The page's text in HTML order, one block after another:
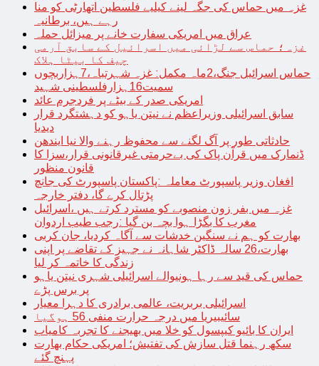
غزہ میں حماس کی جگہ لینے کیلیے فلسطین اتھارٹی کو منا
رہے ہیں، برطانیہ
عراق میں امریکی سفارت خانے پر میزائل حملہ
غزہ؛ حماس سے لڑائی میں اسرائیل کے سابق آرمی
چیف کا بیٹا ہلاک
حماس اسرائیل جنگ،2ماہ مکمل: غزہ شہرتباہ،7ہزاربچوں
سمیت16ہزارفلسطینی شہید
امریکی صدر کے بیٹے پر فردجرم عائد
سابق اسرائیلی وزیراعظم نے نیتن یاہو کو دہشتگرد قرار
دیدیا
حادثاتی طور پر آگ لگنے سے محفوظ رہنے والا نیا ایندھن
ڈنمارک میں قرآن پاک کی بےحرمتی غیرقانونی قرار،سزا کا
قانون منظور
افغان وزیر پاسپورٹ معاملہ :پاکستان پاسپورٹ کی جانچ
پڑتال کرے گا، دفتر خارجہ
غزہ میں بفر زون منصوبے کو مسترد کرتے ہیں ،اسرائیل
مغرب کا بگڑا ہوا بچہ بن گیا :رجب طیب اردوان
بھارت کو ہم نے سنگین خدشات سے آگاہ کردیا، جان کربی
بھارت،26 سالہ ڈاکٹر شاہانہ نے جہیز کے تقاضے پر اپنی
زندگی کا خاتمہ کر لیا
حماس کی قید سے رہا ہونیوالے اسرائیلی شہری نیتن یاہو
پر برس پڑے
اسرائیلی بربریت، عالمی برادری کا دہرا معیار
سائیبیریا میں درجہ حرارت منفی 56 ہوگیا
ایران کا بائیو کیپسول کو خلا میں بھیجنے کا تجربہ کامیاب
سکھ رہنما قتل سازش کی تفتیش؛ امریکی حکام بھارت
پہنچ گئے